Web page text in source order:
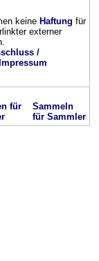
keine Haftung für
externer
/
Impressum
für
Sammeln
für Sammler